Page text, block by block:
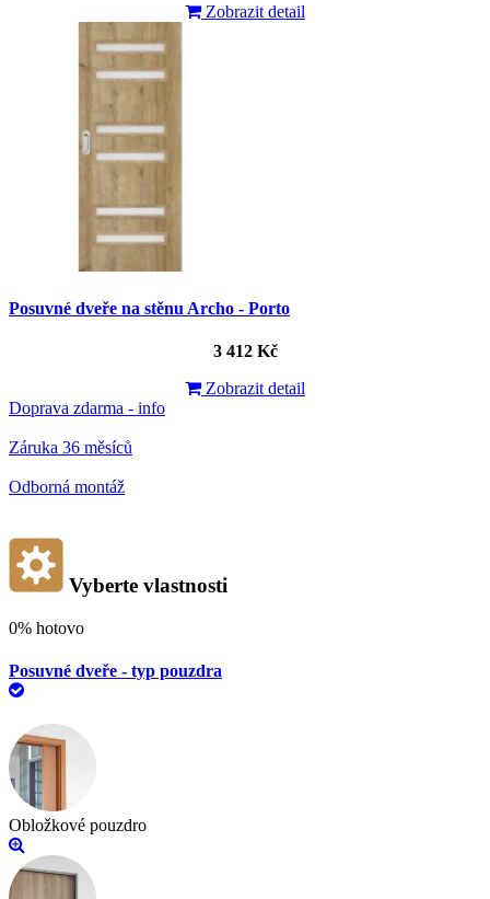
Zobrazit detail
Posuvné dveře na stěnu Archo - Porto
3 412 Kč
Zobrazit detail
Doprava zdarma - info
Záruka 36 měsíců
Odborná montáž
Vyberte vlastnosti
0% hotovo
Posuvné dveře - typ pouzdra
Obložkové pouzdro